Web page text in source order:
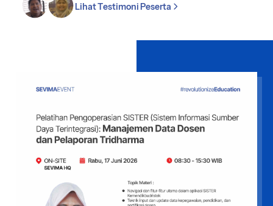
Lihat Testimoni Peserta